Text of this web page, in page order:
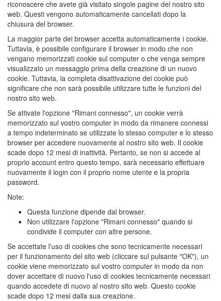
riconoscere che avete già visitato singole pagine del nostro sito
web. Questi vengono automaticamente cancellati dopo la
chiusura del browser.
La maggior parte dei browser accetta automaticamente i cookie.
Tuttavia, è possibile configurare il browser in modo che non
vengano memorizzati cookie sul computer o che venga sempre
visualizzato un messaggio prima della creazione di un nuovo
cookie. Tuttavia, la completa disattivazione dei cookie può
significare che non sarà possibile utilizzare tutte le funzioni del
nostro sito web.
Se attivate l'opzione "Rimani connesso", un cookie verrà
memorizzato sul vostro computer in modo da rimanere connessi
a tempo indeterminato se utilizzate lo stesso computer e lo stesso
browser per accedere nuovamente al nostro sito web. Il cookie
scade dopo 12 mesi di inattività. Pertanto, se non si accede al
proprio account entro questo tempo, sarà necessario effettuare
nuovamente il login con il proprio nome utente e la propria
password.
Note:
Questa funzione dipende dal browser.
Non utilizzare l'opzione "Rimani connesso" quando si
condivide il computer con altre persone.
Se accettate l'uso di cookies che sono tecnicamente necessari
per il funzionamento del sito web (cliccare sul pulsante "OK"), un
cookie viene memorizzato sul vostro computer in modo da non
dover accettare di nuovo l'uso di cookies tecnicamente necessari
quando accedete di nuovo al nostro sito web. Questo cookie
scade dopo 12 mesi dalla sua creazione.